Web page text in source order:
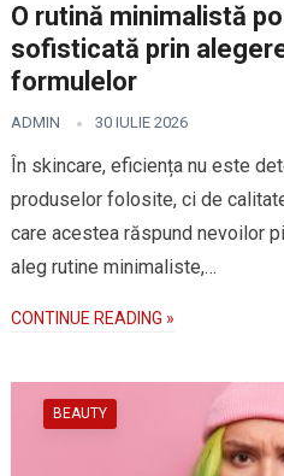
O rutină minimalistă
sofisticată prin
formulelor
ADMIN 30 IULIE 2026
În skincare, eficiența nu este
produselor folosite, ci de
care acestea răspund nevoilor
aleg rutine minimaliste,…
CONTINUE READING »
BEAUTY